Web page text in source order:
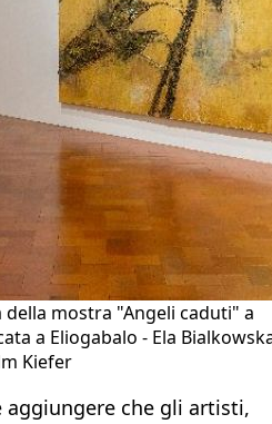
della mostra "Angeli caduti" a
a Eliogabalo - Ela
Kiefer
che gli artisti,